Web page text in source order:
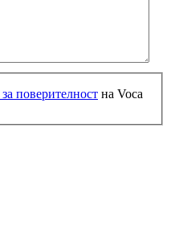
поверителност на Voca